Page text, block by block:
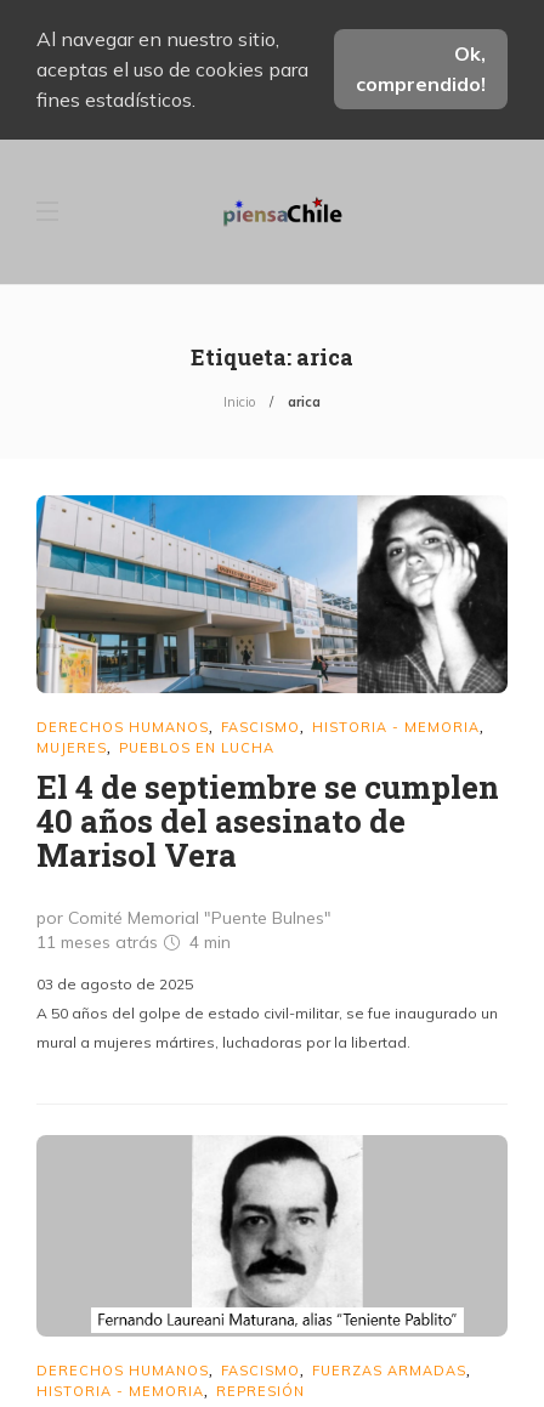
Al navegar en nuestro sitio,
aceptas el uso de cookies para
fines estadísticos.
Ok,
comprendido!
Etiqueta: arica
Inicio arica
DERECHOS HUMANOS FASCISMO HISTORIA - MEMORIA
MUJERES PUEBLOS EN LUCHA
El 4 de septiembre se cumplen
40 años del asesinato de
Marisol Vera
por Comité Memorial "Puente Bulnes"
11 meses atrás
4 min
03 de agosto de 2025
A 50 años del golpe de estado civil-militar, se fue inaugurado un
mural a mujeres mártires, luchadoras por la libertad.
DERECHOS HUMANOS FASCISMO FUERZAS ARMADAS
HISTORIA - MEMORIA REPRESIÓN